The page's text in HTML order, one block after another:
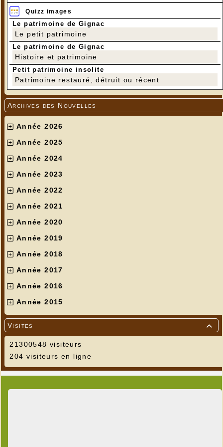
Quizz images
Le patrimoine de Gignac
Le petit patrimoine
Le patrimoine de Gignac
Histoire et patrimoine
Petit patrimoine insolite
Patrimoine restauré, détruit ou récent
Archives des Nouvelles
Année 2026
Année 2025
Année 2024
Année 2023
Année 2022
Année 2021
Année 2020
Année 2019
Année 2018
Année 2017
Année 2016
Année 2015

Visites
21300548 visiteurs
204 visiteurs en ligne